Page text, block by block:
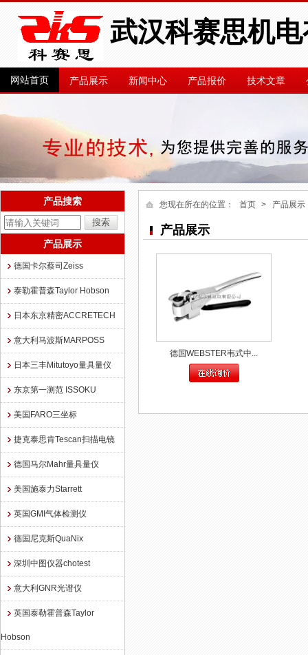
武汉科赛思机
网站首页 产品展示 新闻中心 产品报价 技术文章
产品搜索
产品展示
德国卡尔蔡司Zeiss
泰勒霍普森Taylor Hobson
日本东京精密ACCRETECH
意大利马波斯MARPOSS
日本三丰Mitutoyo量具量仪
东京第一测范 ISSOKU
美国FARO三坐标
捷克泰思肯Tescan扫描电镜
德国马尔Mahr量具量仪
美国施泰力Starrett
英国GMI气体检测仪
德国尼克斯QuaNix
深圳中图仪器chotest
意大利GNR光谱仪
英国泰勒霍普森Taylor
Hobson
您现在所在的位置： 首页 > 产品展示
产品展示
德国WEBSTER韦式中...